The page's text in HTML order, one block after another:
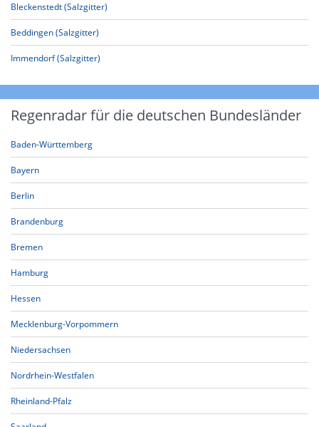
Bleckenstedt (Salzgitter)
Beddingen (Salzgitter)
Immendorf (Salzgitter)
Regenradar für die deutschen Bundesländer
Baden-Württemberg
Bayern
Berlin
Brandenburg
Bremen
Hamburg
Hessen
Mecklenburg-Vorpommern
Niedersachsen
Nordrhein-Westfalen
Rheinland-Pfalz